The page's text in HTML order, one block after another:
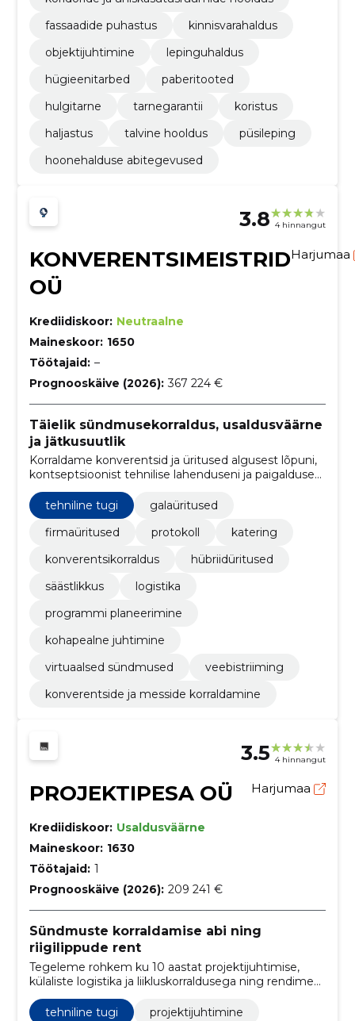
fassaadide puhastus
kinnisvarahaldus
objektijuhtimine
lepinguhaldus
hügieenitarbed
paberitooted
hulgitarne
tarnegarantii
koristus
haljastus
talvine hooldus
püsileping
hoonehalduse abitegevused
3.8 4 hinnangut
KONVERENTSIMEISTRID
OÜ
Harjumaa
Krediidiskoor: Neutraalne
Maineskoor: 1650
Töötajaid: –
Prognooskäive (2026): 367 224 €
Täielik sündmusekorraldus, usaldusväärne
ja jätkusuutlik
Korraldame konverentsid ja üritused algusest lõpuni,
kontseptsioonist tehnilise lahenduseni ja paigalduse
läbi. Tagame usaldusväärsed hübriidlahendused,
jätkusuutlikud praktikad ja sujuva juhtimise keerukatel
sündmustel.
tehniline tugi
galaüritused
firmaüritused
protokoll
katering
konverentsikorraldus
hübriidüritused
säästlikkus
logistika
programmi planeerimine
kohapealne juhtimine
virtuaalsed sündmused
veebistriiming
konverentside ja messide korraldamine
3.5 4 hinnangut
PROJEKTIPESA OÜ Harjumaa
Krediidiskoor: Usaldusväärne
Maineskoor: 1630
Töötajaid: 1
Prognooskäive (2026): 209 241 €
Sündmuste korraldamise abi ning
riigilippude rent
Tegeleme rohkem ku 10 aastat projektijuhtimise,
külaliste logistika ja liikluskorraldusega ning rendime
riigilippe ning raadiosaatjaid sündmuste
korraldamiseks.
tehniline tugi
projektijuhtimine